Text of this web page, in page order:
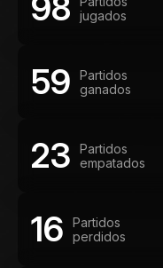
año siguiente fue
Además de su
Colegio de Árbitros,
ampliamente su
jugados
59
Partidos
ganados
23
Partidos
empatados
16
Partidos
perdidos